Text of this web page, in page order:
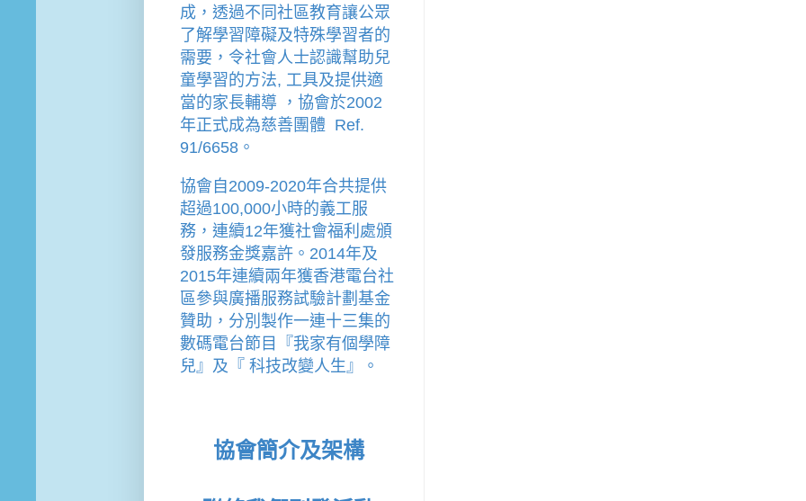
成，透過不同社區教育讓公眾
了解學習障礙及特殊學習者的
需要，令社會人士認識幫助兒
童學習的方法, 工具及提供適
當的家長輔導
， 協會於2002
年正式成為慈善團體  Ref.
91/6658。
協會 自2009-2020年合共提供
超過100,000小時的義工服
務，連續12年獲社會福利處頒
發服務金獎嘉許。 2014年及
2015年連續兩年獲香港電台社
區參與廣播服務試驗計劃基金
贊助，分別製作一連十三集的
數碼電台節目『我家有個學障
兒』及『 科技改變人生』。
協會簡介及架構